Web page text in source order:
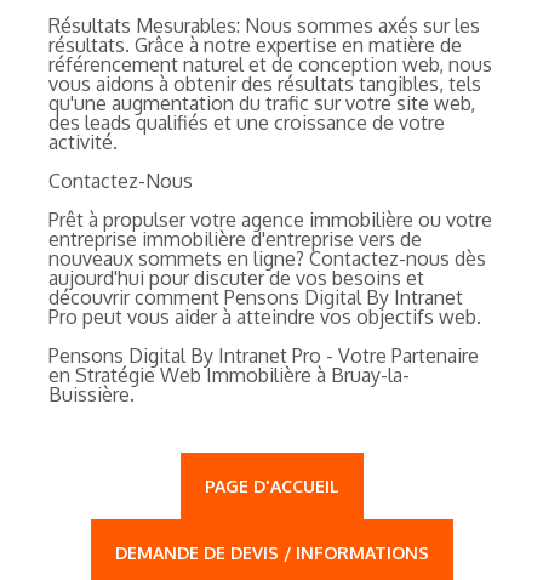
Résultats Mesurables: Nous sommes axés sur les
résultats. Grâce à notre expertise en matière de
référencement naturel et de conception web, nous
vous aidons à obtenir des résultats tangibles, tels
qu'une augmentation du trafic sur votre site web,
des leads qualifiés et une croissance de votre
activité.
Contactez-Nous
Prêt à propulser votre agence immobilière ou votre
entreprise immobilière d'entreprise vers de
nouveaux sommets en ligne? Contactez-nous dès
aujourd'hui pour discuter de vos besoins et
découvrir comment Pensons Digital By Intranet
Pro peut vous aider à atteindre vos objectifs web.
Pensons Digital By Intranet Pro - Votre Partenaire
en Stratégie Web Immobilière à Bruay-la-
Buissière.
PAGE D'ACCUEIL
DEMANDE DE DEVIS / INFORMATIONS